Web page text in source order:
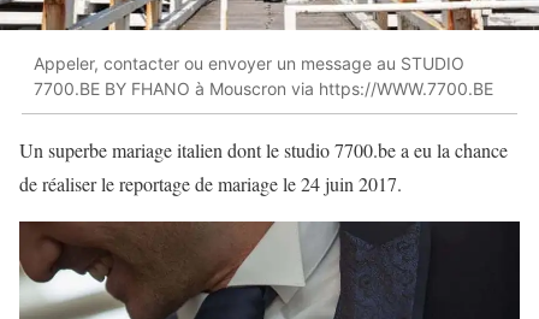
Appeler, contacter ou envoyer un message au STUDIO
7700.BE BY FHANO à Mouscron via https://WWW.7700.BE
Un superbe mariage italien dont le studio 7700.be a eu la chance
de réaliser le reportage de mariage le 24 juin 2017.